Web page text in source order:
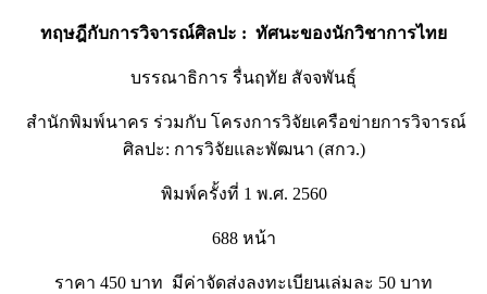
ทฤษฎีกับการวิจารณ์ศิลปะ : ทัศนะของนักวิชาการไทย
บรรณาธิการ รื่นฤทัย สัจจพันธุ์
สำนักพิมพ์นาคร ร่วมกับ โครงการวิจัยเครือข่ายการวิจารณ์
ศิลปะ: การวิจัยและพัฒนา (สกว.)
พิมพ์ครั้งที่ 1 พ.ศ. 2560
688 หน้า
ราคา 450 บาท มีค่าจัดส่งลงทะเบียนเล่มละ 50 บาท